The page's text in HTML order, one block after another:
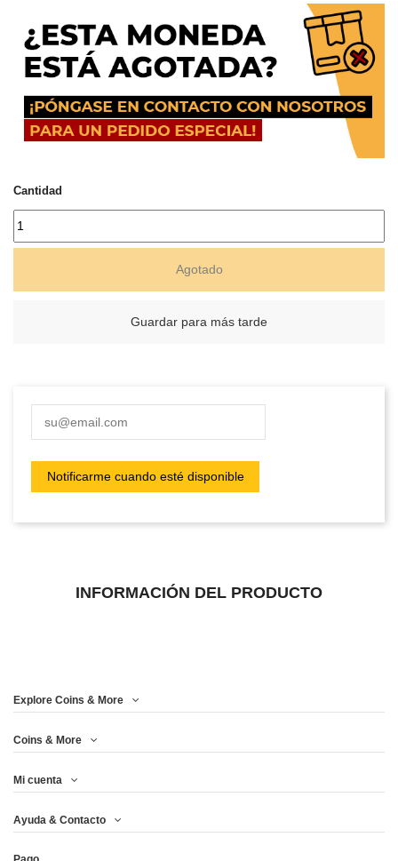
Cantidad
Agotado
Guardar para más tarde
INFORMACIÓN DEL PRODUCTO
Explore Coins & More
Coins & More
Mi cuenta
Ayuda & Contacto